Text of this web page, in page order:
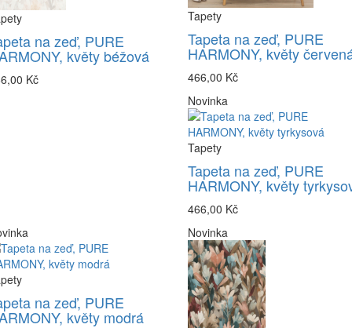
na zeď, PURE
květy béžová
Kč
Tapety
Tapeta na zeď, PURE
HARMONY, květy
466,00 Kč
Novinka
Tapety
Tapeta na zeď, PURE
HARMONY, květy
466,00 Kč
na zeď, PURE
květy modrá
Novinka